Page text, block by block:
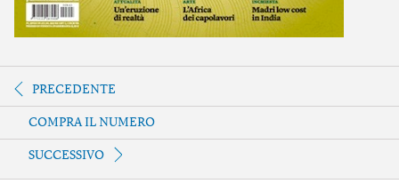
PRECEDENTE
COMPRA IL NUMERO
SUCCESSIVO